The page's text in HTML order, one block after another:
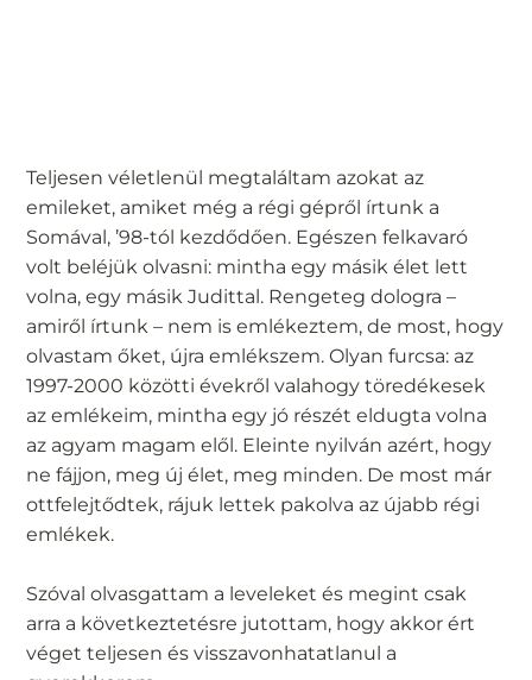
Teljesen véletlenül megtaláltam azokat az
emileket, amiket még a régi gépről írtunk a
Somával, ’98-tól kezdődően. Egészen felkavaró
volt beléjük olvasni: mintha egy másik élet lett
volna, egy másik Judittal. Rengeteg dologra –
amiről írtunk – nem is emlékeztem, de most, hogy
olvastam őket, újra emlékszem. Olyan furcsa: az
1997-2000 közötti évekről valahogy töredékesek
az emlékeim, mintha egy jó részét eldugta volna
az agyam magam elől. Eleinte nyilván azért, hogy
ne fájjon, meg új élet, meg minden. De most már
ottfelejtődtek, rájuk lettek pakolva az újabb régi
emlékek.
Szóval olvasgattam a leveleket és megint csak
arra a következtetésre jutottam, hogy akkor ért
véget teljesen és visszavonhatatlanul a